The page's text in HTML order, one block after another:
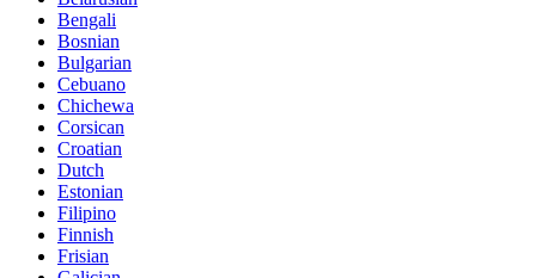
Bengali
Bosnian
Bulgarian
Cebuano
Chichewa
Corsican
Croatian
Dutch
Estonian
Filipino
Finnish
Frisian